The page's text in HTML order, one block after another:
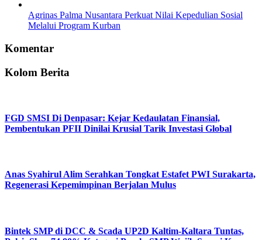
Agrinas Palma Nusantara Perkuat Nilai Kepedulian Sosial
Melalui Program Kurban
Komentar
Kolom Berita
FGD SMSI Di Denpasar: Kejar Kedaulatan Finansial,
Pembentukan PFII Dinilai Krusial Tarik Investasi Global
Anas Syahirul Alim Serahkan Tongkat Estafet PWI Surakarta,
Regenerasi Kepemimpinan Berjalan Mulus
Bintek SMP di DCC & Scada UP2D Kaltim-Kaltara Tuntas,